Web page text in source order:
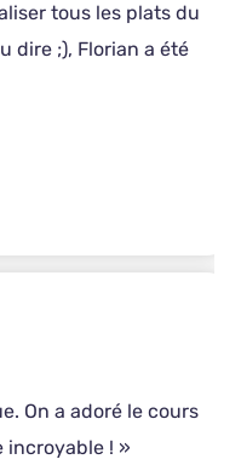
tous les plats du
dire ;), Florian a été
On a adoré le cours
incroyable ! »